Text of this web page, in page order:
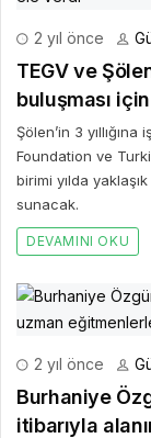
2 yıl önce
TEGV ve
buluşması
Şölen’in 3
Foundation ve
birimi yılda
sunacak.
DEVAMINI OKU
2 yıl önce
Burhaniye
itibarıyla